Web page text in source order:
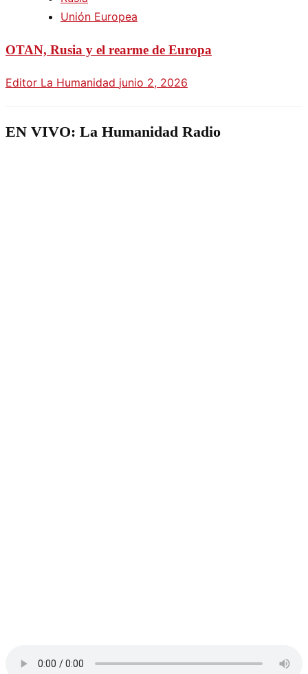
Unión Europea
OTAN, Rusia y el rearme de Europa
Editor La Humanidad junio 2, 2026
EN VIVO: La Humanidad Radio